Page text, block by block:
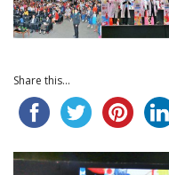
Share this...